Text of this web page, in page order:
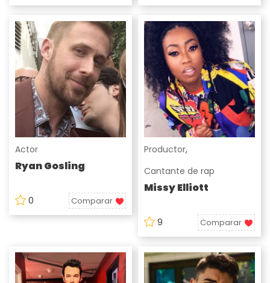
Actor
Ryan Gosling
0 Comparar
Productor,
Cantante de rap
Missy Elliott
9 Comparar